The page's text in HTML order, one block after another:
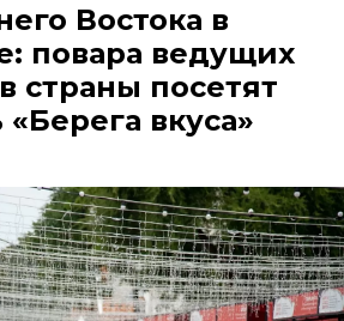
Востока в
повара ведущих
страны посетят
вкуса»